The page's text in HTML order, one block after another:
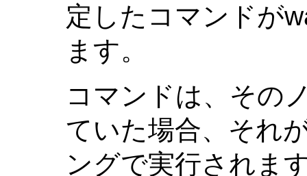
定したコマンドが
ます。
コマンドは、その
ていた場合、それ
ングで実行されま